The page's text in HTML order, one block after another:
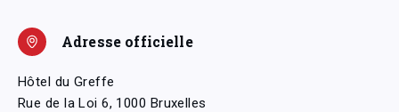
Adresse officielle
Hôtel du Greffe
Rue de la Loi 6, 1000 Bruxelles